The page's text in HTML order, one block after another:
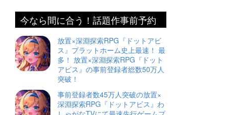
今なら間に合う！話題作事前予約
放置×深淵探索RPG『ドットアビ
ス』プラットホーム史上最速！ 最
多！ 放置×深淵探索RPG『ドット
アビス』の事前登録者総数50万人
突破！
事前登録者数45万人突破の放置×
深淵探索RPG『ドットアビス』わ